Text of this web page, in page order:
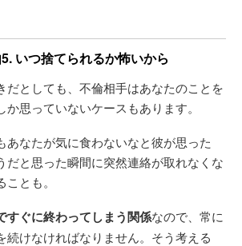
いつ捨てられるか怖いから
だとしても、不倫相手はあなたのことを
思っていないケースもあります。
あなたが気に食わないなと彼が思った
だと思った瞬間に突然連絡が取れなくな
とも。
すぐに終わってしまう関係なので、常に
続けなければなりません。そう考える